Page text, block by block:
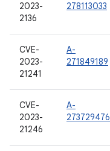
2023-
2136
278113033
CVE-
2023-
21241
A-
271849189
CVE-
2023-
21246
A-
273729476